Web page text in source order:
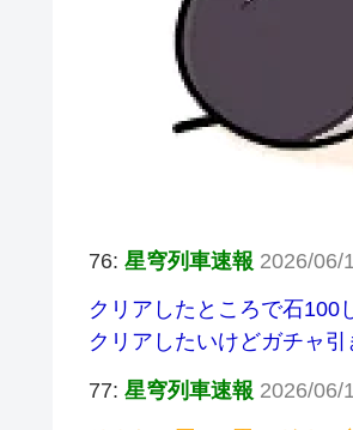
76: 星穹列車速報 2026/06/
クリアしたところで石100
クリアしたいけどガチャ
77: 星穹列車速報 2026/06/